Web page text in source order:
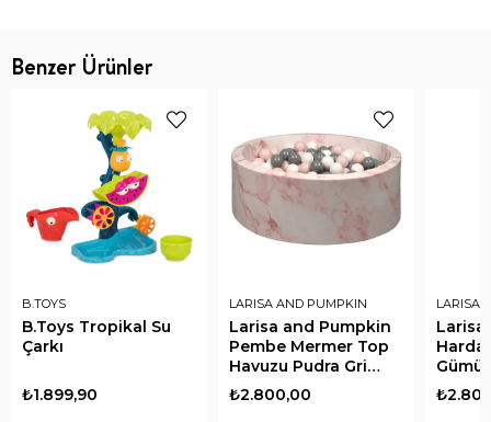
Benzer Ürünler
B.TOYS
B.Toys Tropikal Su
Çarkı
₺1.899,90
LARISA AND PUMPKIN
Larisa and Pumpkin
Pembe Mermer Top
Havuzu Pudra Gri
Beyaz Top
₺2.800,00
LARISA
Top